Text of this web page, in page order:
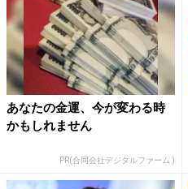
あなたの金運、今が変わる時
かもしれません
PR(合同会社デジタルファーム )